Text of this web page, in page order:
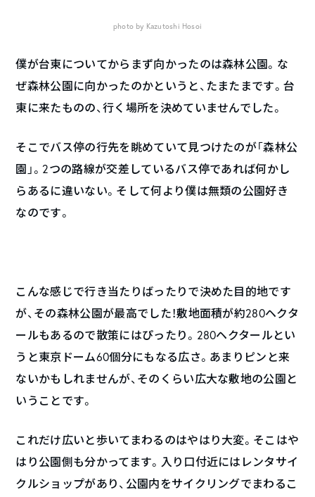
photo by Kazutoshi Hosoi
僕が台東についてからまず向かったのは森林公園。な
ぜ森林公園に向かったのかというと、たまたまです。台
東に来たものの、行く場所を決めていませんでした。
そこでバス停の行先を眺めていて見つけたのが「森林公
園」。2つの路線が交差しているバス停であれば何かし
らあるに違いない。そして何より僕は無類の公園好き
なのです。
こんな感じで行き当たりばったりで決めた目的地です
が、その森林公園が最高でした！敷地面積が約280ヘクタ
ールもあるので散策にはぴったり。280ヘクタールとい
うと東京ドーム60個分にもなる広さ。あまりピンと来
ないかもしれませんが、そのくらい広大な敷地の公園と
いうことです。
これだけ広いと歩いてまわるのはやはり大変。そこはや
はり公園側も分かってます。入り口付近にはレンタサイ
クルショップがあり、公園内をサイクリングでまわるこ